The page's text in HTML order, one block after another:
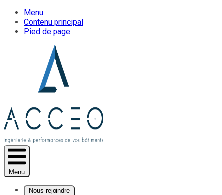
Menu
Contenu principal
Pied de page
Menu
Nous rejoindre